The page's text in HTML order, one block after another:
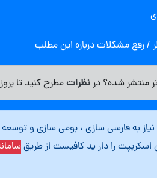
/ رفع مشکلات درباره این مطلب
منتشر شده؟ درنظراتمطرح کنید تا
به فارسی سازی ، بومی سازی و
را دار ید کافیست از طریق